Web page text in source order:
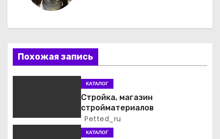
а
ц
и
п
Похожая запись
КАТАЛОГ
Стройка, магазин
стройматериалов
Petted_ru
КАТАЛОГ